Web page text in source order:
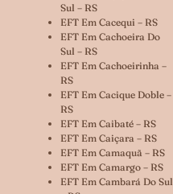
Sul – RS
EFT Em Cacequi – RS
EFT Em Cachoeira Do
Sul – RS
EFT Em Cachoeirinha –
RS
EFT Em Cacique Doble –
RS
EFT Em Caibaté – RS
EFT Em Caiçara – RS
EFT Em Camaquã – RS
EFT Em Camargo – RS
EFT Em Cambará Do Sul